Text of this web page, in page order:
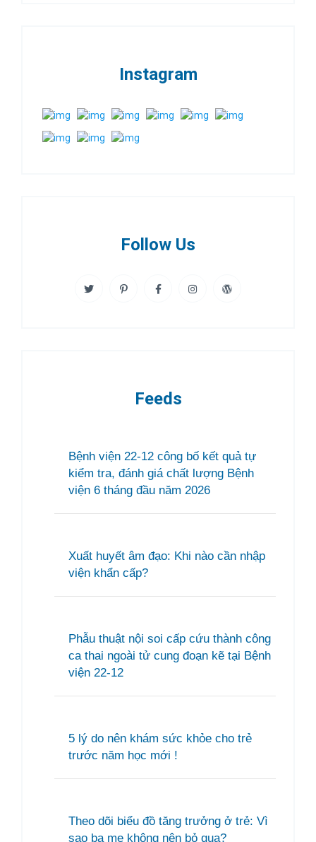
Instagram
Follow Us
Feeds
Bệnh viện 22-12 công bố kết quả tự
kiểm tra, đánh giá chất lượng Bệnh
viện 6 tháng đầu năm 2026
Xuất huyết âm đạo: Khi nào cần nhập
viện khẩn cấp?
Phẫu thuật nội soi cấp cứu thành công
ca thai ngoài tử cung đoạn kẽ tại Bệnh
viện 22-12
5 lý do nên khám sức khỏe cho trẻ
trước năm học mới !
Theo dõi biểu đồ tăng trưởng ở trẻ: Vì
sao ba mẹ không nên bỏ qua?